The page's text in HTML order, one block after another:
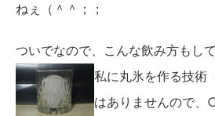
ねぇ（＾＾；；
ついでなので、こんな飲み方もし
私に丸氷を作る技術
はありませんので